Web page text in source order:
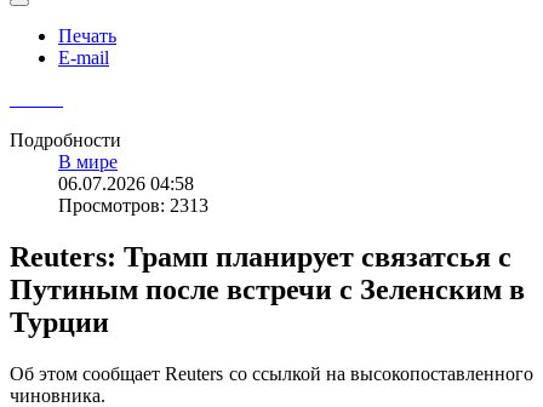
Печать
E-mail
Подробности
В мире
06.07.2026 04:58
Просмотров: 2313
Reuters: Трамп планирует связатсья с
Путиным после встречи с Зеленским в
Турции
Об этом сообщает Reuters со ссылкой на высокопоставленного
чиновника.